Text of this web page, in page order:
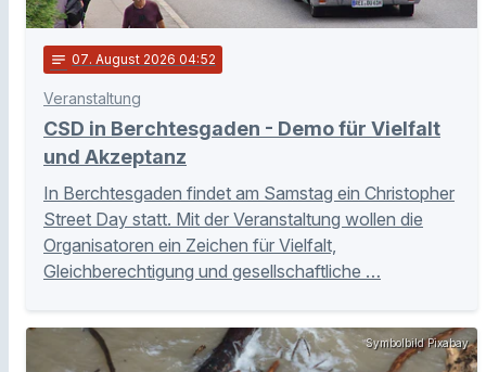
notes 07. August 2026 04:52
Veranstaltung
CSD in Berchtesgaden - Demo für Vielfalt
und Akzeptanz
In Berchtesgaden findet am Samstag ein Christopher
Street Day statt. Mit der Veranstaltung wollen die
Organisatoren ein Zeichen für Vielfalt,
Gleichberechtigung und gesellschaftliche …
Symbolbild Pixabay